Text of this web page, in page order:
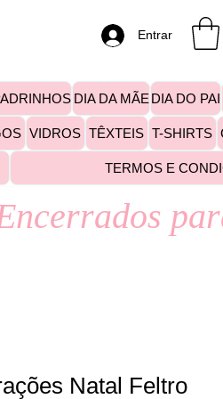
Entrar
Natal Feltro
DIA DA MÃE DIA DO PAI
VIDROS TÊXTEIS T-SHIRTS
TERMOS E